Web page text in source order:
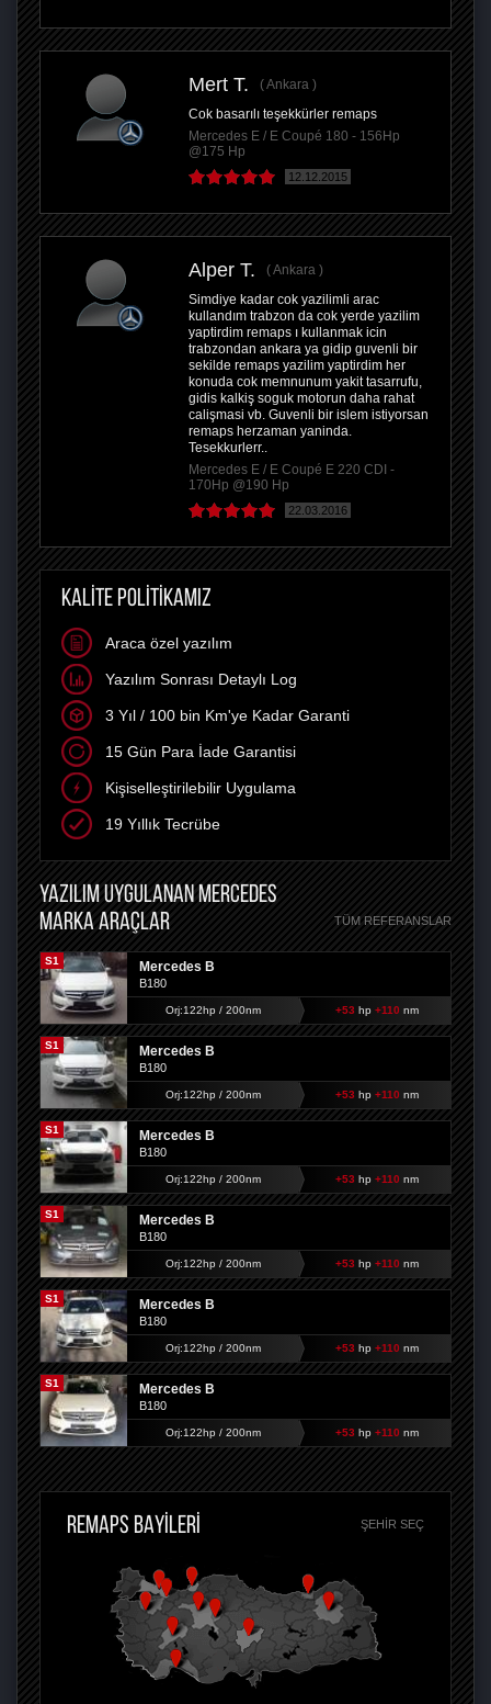
Mert T.
Ankara
Cok basarılı teşekkürler remaps
Mercedes E / E Coupé 180 - 156Hp
@175 Hp
12.12.2015
Alper T.
Ankara
Simdiye kadar cok yazilimli arac
kullandım trabzon da cok yerde yazilim
yaptirdim remaps ı kullanmak icin
trabzondan ankara ya gidip guvenli bir
sekilde remaps yazilim yaptirdim her
konuda cok memnunum yakit tasarrufu,
gidis kalkiş soguk motorun daha rahat
calişmasi vb. Guvenli bir islem istiyorsan
remaps herzaman yaninda.
Tesekkurlerr..
Mercedes E / E Coupé E 220 CDI -
170Hp @190 Hp
22.03.2016
KALİTE POLİTİKAMIZ
Araca özel yazılım
Yazılım Sonrası Detaylı Log
3 Yıl / 100 bin Km'ye Kadar Garanti
15 Gün Para İade Garantisi
Kişiselleştirilebilir Uygulama
19 Yıllık Tecrübe
YAZILIM UYGULANAN MERCEDES
MARKA ARAÇLAR
TÜM REFERANSLAR
S1 Mercedes B
B180
Orj:122hp / 200nm +53 hp+110 nm
S1 Mercedes B
B180
Orj:122hp / 200nm +53 hp+110 nm
S1 Mercedes B
B180
Orj:122hp / 200nm +53 hp+110 nm
S1 Mercedes B
B180
Orj:122hp / 200nm +53 hp+110 nm
S1 Mercedes B
B180
Orj:122hp / 200nm +53 hp+110 nm
S1 Mercedes B
B180
Orj:122hp / 200nm +53 hp+110 nm
REMAPS BAYİLERİ ŞEHIR SEÇ